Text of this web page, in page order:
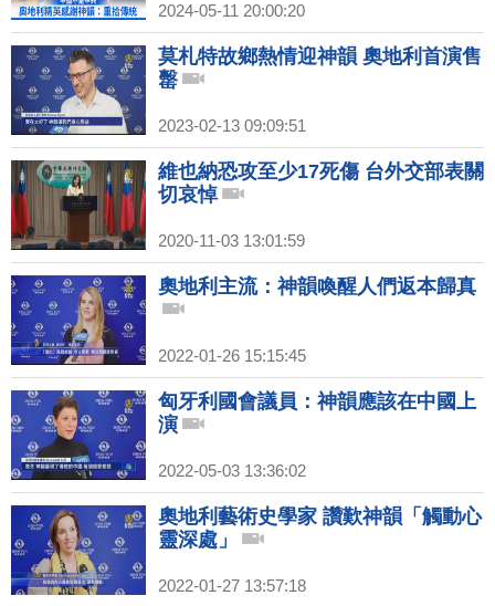
2024-05-11 20:00:20
莫札特故鄉熱情迎神韻 奧地利首演售
罊
2023-02-13 09:09:51
維也納恐攻至少17死傷 台外交部表關
切哀悼
2020-11-03 13:01:59
奧地利主流：神韻喚醒人們返本歸真
2022-01-26 15:15:45
匈牙利國會議員：神韻應該在中國上
演
2022-05-03 13:36:02
奧地利藝術史學家 讚歎神韻「觸動心
靈深處」
2022-01-27 13:57:18